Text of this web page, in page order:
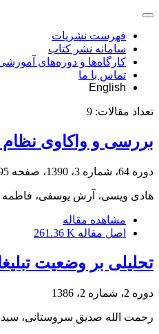
فهرست نشریات
سامانه نشر کتاب
کارگاه‌ها و دوره‌های
تماس با ما
English
تعداد مقالات: 9
بررسی و واکاوی نظام
دوره 64، شماره 3، 1390، صفحه
هادی ویسی، آرش یوسفی، فاطمه
مشاهده مقاله
اصل مقاله 261.36 K
تحلیلی بر وضعیت
دوره 2، شماره 2، 1386
رحمت الله صدیق سروستانی، سید